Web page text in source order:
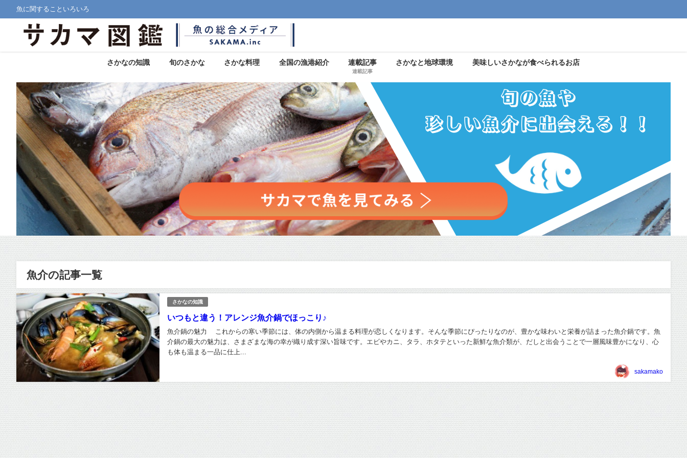
魚に関することいろいろ
さかなの知識 旬のさかな さかな料理 全国の漁港紹介 連載記事
連載記事
さかなと地球環境 美味しいさかなが食べられるお店
魚介の記事一覧
さかなの知識
いつもと違う！アレンジ魚介鍋でほっこり♪
魚介鍋の魅力 これからの寒い季節には、体の内側から温まる料理が恋しくなります。そんな季節にぴったりなのが、豊かな味わいと栄養が詰まった魚介鍋です。魚
介鍋の最大の魅力は、さまざまな海の幸が織り成す深い旨味です。エビやカニ、タラ、ホタテといった新鮮な魚介類が、だしと出会うことで一層風味豊かになり、心
も体も温まる一品に仕上...
sakamako